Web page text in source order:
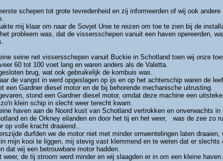
schepen tot grote tevredenheid en zij informeerden of wij ook
mij klaar om naar de Sovjet Unie te reizen om toe te zien bij de
probleem was, dat de vissersschepen vanuit een haven opereerden,
seine net vissersschepen vanuit Buckie in Schotland toen wij onze
60 tot 100 voet lang en waren anders als de Valetta.
brug, wat ook gebruikelijk de kombuis was.
de vangst in werd opgeslagen op ijs en op het achterschip waren de
een Gardner diesel motor en de bij behorende mechanische uitrusting.
stond een Gardner diesel motor, omdat deze machine een
klein schip in slecht weer terecht kwam.
haven aan de Noord kust van Schotland vertrokken en onverwachts
en de Orkney eilanden en door het tij en het weer, was de zee zo
op volle kracht draaiend..
durfden we de motor niet met minder omwentelingen laten
mijn kooi te liggen, mij stevig vast klemmend en te weten dat er
dat wij een betrouwbare motor hadden.
weer, de tij stroom werd minder en wij slaagden er in om een kleine